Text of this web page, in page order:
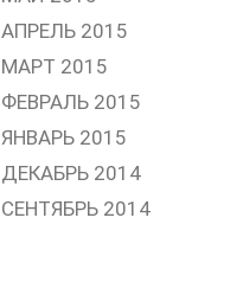
АПРЕЛЬ 2015
МАРТ 2015
ФЕВРАЛЬ 2015
ЯНВАРЬ 2015
ДЕКАБРЬ 2014
СЕНТЯБРЬ 2014